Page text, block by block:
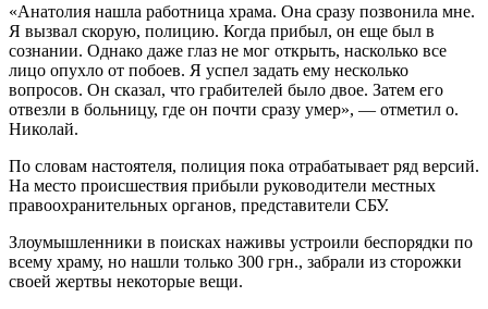
«Анатолия нашла работница храма. Она сразу позвонила мне.
Я вызвал скорую, полицию. Когда прибыл, он еще был в
сознании. Однако даже глаз не мог открыть, насколько все
лицо опухло от побоев. Я успел задать ему несколько
вопросов. Он сказал, что грабителей было двое. Затем его
отвезли в больницу, где он почти сразу умер», — отметил о.
Николай.
По словам настоятеля, полиция пока отрабатывает ряд версий.
На место происшествия прибыли руководители местных
правоохранительных органов, представители СБУ.
Злоумышленники в поисках наживы устроили беспорядки по
всему храму, но нашли только 300 грн., забрали из сторожки
своей жертвы некоторые вещи.